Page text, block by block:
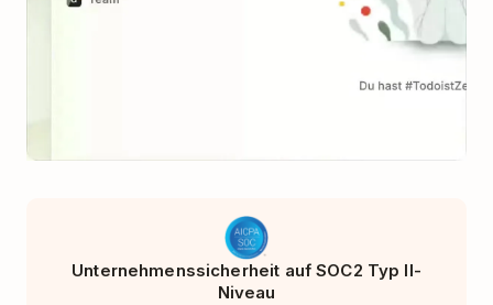
Unternehmenssicherheit auf SOC2 Typ II-
Niveau